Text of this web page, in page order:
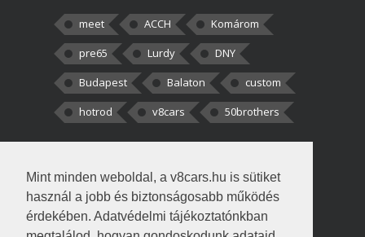
Mint minden weboldal, a v8cars.hu is sütiket
használ a jobb és biztonságosabb működés
érdekében. Adatvédelmi tájékoztatónkban
meet ACCH
Komárom
pre65
Lurdy
DNY
Budapest
Balaton
custom
hotrod
v8cars 50brothers
kortisz:Elszúrtam! Én csak két
darabbaal számoltam. Nem tudtam, hogy fél autót,